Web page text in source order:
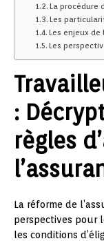
La procédure
Les
Les enjeux
Les
:
règles
La réforme de
perspectives pour
les conditions